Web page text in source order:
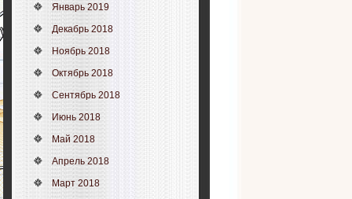
Январь 2019
Декабрь 2018
Ноябрь 2018
Октябрь 2018
Сентябрь 2018
Июнь 2018
Май 2018
Апрель 2018
Март 2018